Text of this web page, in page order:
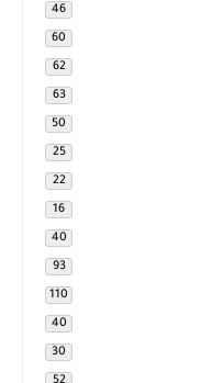
46
60
62
63
50
25
22
16
40
93
110
40
30